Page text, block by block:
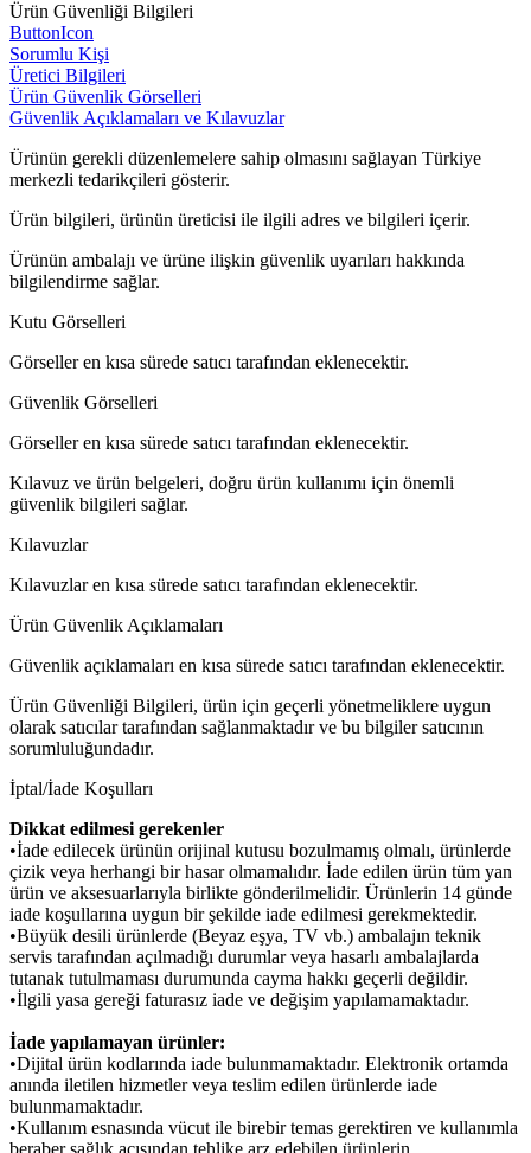
Ürün Güvenliği Bilgileri
ButtonIcon
Sorumlu Kişi
Üretici Bilgileri
Ürün Güvenlik Görselleri
Güvenlik Açıklamaları ve Kılavuzlar
Ürünün gerekli düzenlemelere sahip olmasını sağlayan Türkiye
merkezli tedarikçileri gösterir.
Ürün bilgileri, ürünün üreticisi ile ilgili adres ve bilgileri içerir.
Ürünün ambalajı ve ürüne ilişkin güvenlik uyarıları hakkında
bilgilendirme sağlar.
Kutu Görselleri
Görseller en kısa sürede satıcı tarafından eklenecektir.
Güvenlik Görselleri
Görseller en kısa sürede satıcı tarafından eklenecektir.
Kılavuz ve ürün belgeleri, doğru ürün kullanımı için önemli
güvenlik bilgileri sağlar.
Kılavuzlar
Kılavuzlar en kısa sürede satıcı tarafından eklenecektir.
Ürün Güvenlik Açıklamaları
Güvenlik açıklamaları en kısa sürede satıcı tarafından eklenecektir.
Ürün Güvenliği Bilgileri, ürün için geçerli yönetmeliklere uygun
olarak satıcılar tarafından sağlanmaktadır ve bu bilgiler satıcının
sorumluluğundadır.
İptal/İade Koşulları
Dikkat edilmesi gerekenler
•İade edilecek ürünün orijinal kutusu bozulmamış olmalı, ürünlerde
çizik veya herhangi bir hasar olmamalıdır. İade edilen ürün tüm yan
ürün ve aksesuarlarıyla birlikte gönderilmelidir. Ürünlerin 14 günde
iade koşullarına uygun bir şekilde iade edilmesi gerekmektedir.
•Büyük desili ürünlerde (Beyaz eşya, TV vb.) ambalajın teknik
servis tarafından açılmadığı durumlar veya hasarlı ambalajlarda
tutanak tutulmaması durumunda cayma hakkı geçerli değildir.
•İlgili yasa gereği faturasız iade ve değişim yapılamamaktadır.
İade yapılamayan ürünler:
•Dijital ürün kodlarında iade bulunmamaktadır. Elektronik ortamda
anında iletilen hizmetler veya teslim edilen ürünlerde iade
bulunmamaktadır.
•Kullanım esnasında vücut ile birebir temas gerektiren ve kullanımla